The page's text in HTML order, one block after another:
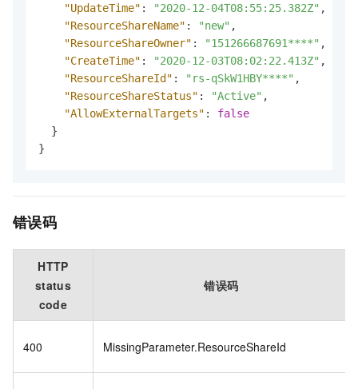
"UpdateTime" : "2020-12-04T08:55:25.382Z" ,
"ResourceShareName" : "new" ,
"ResourceShareOwner" : "151266687691****" ,
"CreateTime" : "2020-12-03T08:02:22.413Z" ,
"ResourceShareId" : "rs-qSkW1HBY****" ,
"ResourceShareStatus" : "Active" ,
"AllowExternalTargets" :
false
}
}
错误码
HTTP
status
code
错误码
400 MissingParameter.ResourceShareId